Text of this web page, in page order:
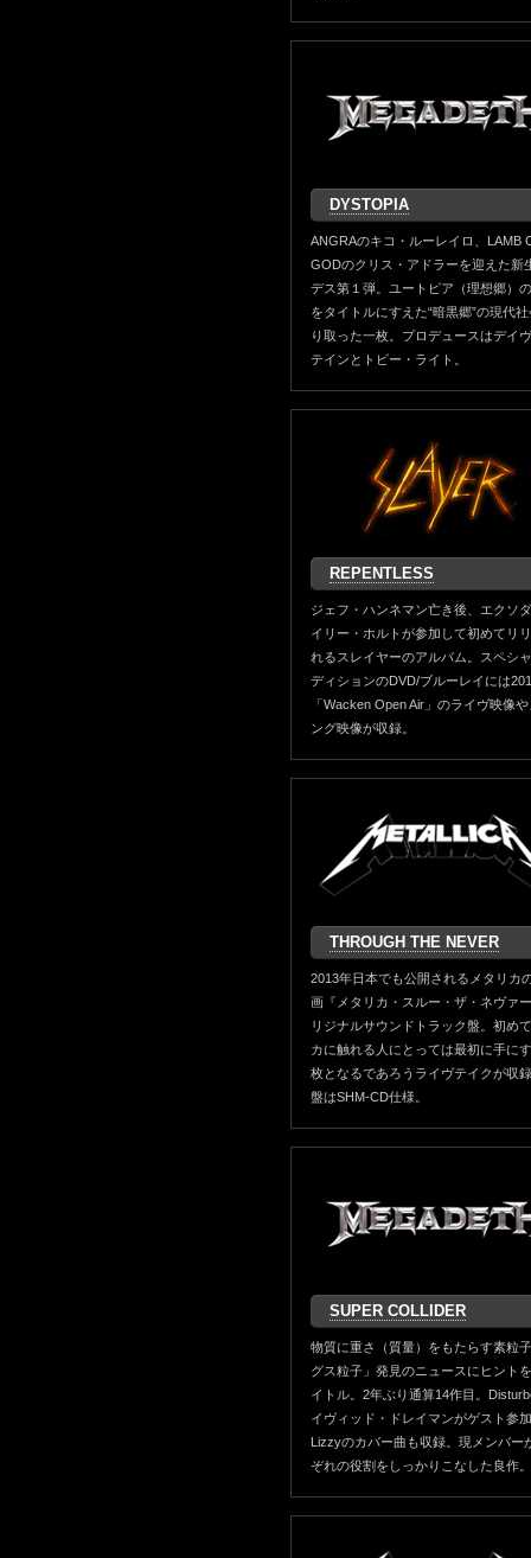
DYSTOPIA
ANGRAのキコ・ルーレイロ、LAMB
GODのクリス・アドラーを迎えた新
デス第１弾。ユートピア（理想郷）
をタイトルにすえた“暗黒郷”の現代
り取った一枚。プロデュースはデイ
テインとトビー・ライト。
REPENTLESS
ジェフ・ハンネマン亡き後、エクソ
イリー・ホルトが参加して初めてリ
れるスレイヤーのアルバム。スペシ
ディションのDVD/ブルーレイには
「Wacken Open Air」のライヴ映像
ング映像が収録。
THROUGH THE NEVER
2013年日本でも公開されるメタリカ
画『メタリカ・スルー・ザ・ネヴァ
リジナルサウンドトラック盤。初め
カに触れる人にとっては最初に手に
枚となるであろうライヴテイクが収
盤はSHM-CD仕様。
SUPER COLLIDER
物質に重さ（質量）をもたらす素粒
グス粒子」発見のニュースにヒント
イトル。2年ぶり通算14作目。
イヴィッド・ドレイマンがゲスト参
Lizzyのカバー曲も収録。現メンバー
ぞれの役割をしっかりこなした良作。